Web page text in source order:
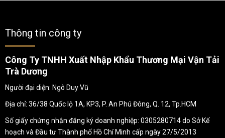
Thông tin công ty
Công Ty TNHH Xuất Nhập Khẩu Thương Mại Vận Tải
Trà Dương
Người đại diện: Ngô Duy Vũ
Địa chỉ: 36/38 Quốc lộ 1A, KP3, P. An Phú Đông, Q. 12, Tp.HCM
Số giấy chứng nhận đăng ký doanh nghiệp: 0305280714 do Sở Kế
hoạch và Đầu tư Thành phố Hồ Chí Minh cấp ngày 27/5/2013